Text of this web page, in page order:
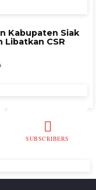
Kabupaten Siak
Libatkan CSR
SUBSCRIBERS